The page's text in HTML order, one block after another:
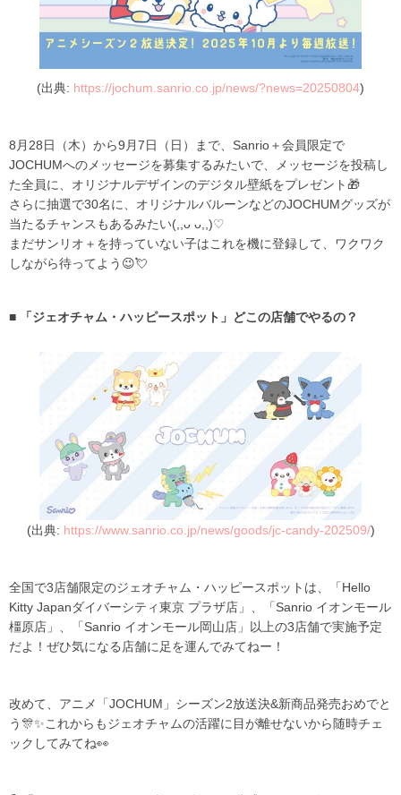
(出典: https://jochum.sanrio.co.jp/news/?news=20250804)
8月28日（木）から9月7日（日）まで、Sanrio＋会員限定で
JOCHUMへのメッセージを募集するみたいで、メッセージを投稿し
た全員に、オリジナルデザインのデジタル壁紙をプレゼント🎁
さらに抽選で30名に、オリジナルバルーンなどのJOCHUMグッズが
当たるチャンスもあるみたい(,,ᴗ ᴗ,,)♡
まだサンリオ＋を持っていない子はこれを機に登録して、ワクワク
しながら待ってよう😉💘
■ 「ジェオチャム・ハッピースポット」どこの店舗でやるの？
(出典: https://www.sanrio.co.jp/news/goods/jc-candy-202509/)
全国で3店舗限定のジェオチャム・ハッピースポットは、「Hello
Kitty Japanダイバーシティ東京 プラザ店」、「Sanrio イオンモール
橿原店」、「Sanrio イオンモール岡山店」以上の3店舗で実施予定
だよ！ぜひ気になる店舗に足を運んでみてねー！
改めて、アニメ「JOCHUM」シーズン2放送決&新商品発売おめでと
う🎊✨これからもジェオチャムの活躍に目が離せないから随時チェ
ックしてみてね👀